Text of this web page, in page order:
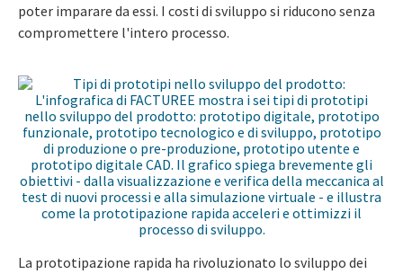
poter imparare da essi. I costi di sviluppo si riducono senza
compromettere l'intero processo.
La prototipazione rapida ha rivoluzionato lo sviluppo dei